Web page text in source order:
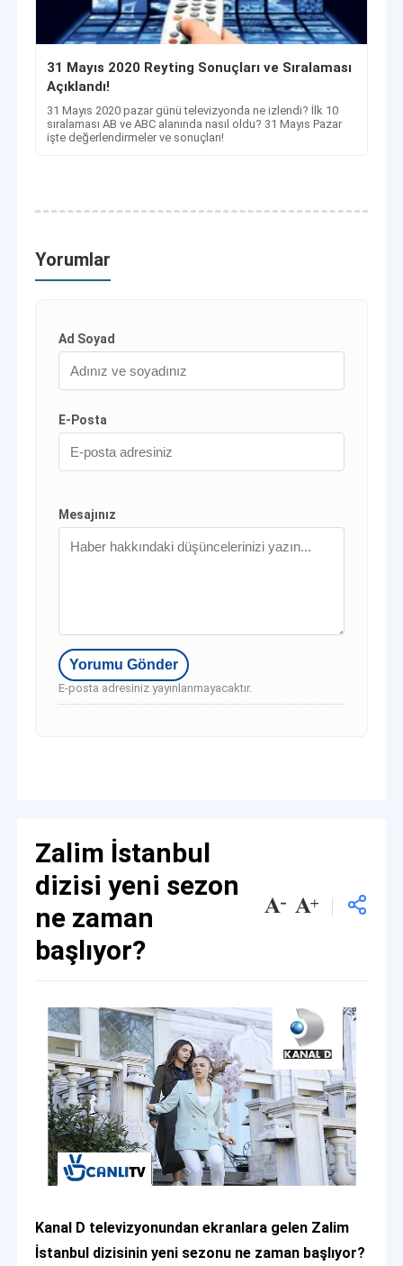
31 Mayıs 2020 Reyting Sonuçları ve Sıralaması
Açıklandı!
31 Mayıs 2020 pazar günü televizyonda ne izlendi? İlk 10
sıralaması AB ve ABC alanında nasıl oldu? 31 Mayıs Pazar
işte değerlendirmeler ve sonuçları!
Yorumlar
Ad Soyad
E-Posta
Mesajınız
E-posta adresiniz yayınlanmayacaktır.
Zalim İstanbul
dizisi yeni sezon
ne zaman
başlıyor?
Kanal D televizyonundan ekranlara gelen Zalim
İstanbul dizisinin yeni sezonu ne zaman başlıyor?